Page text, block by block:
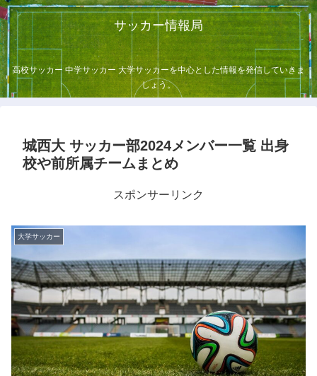
サッカー情報局
高校サッカー 中学サッカー 大学サッカーを中心とした情報を発信していきま
しょう。
城西大 サッカー部2024メンバー一覧 出身
校や前所属チームまとめ
スポンサーリンク
大学サッカー